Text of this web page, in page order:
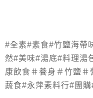
#全素#素食#竹鹽海帶
然#美味#湯底#料理湯
康飲食＃養身＃竹鹽
蔬食#永萍素料行#團